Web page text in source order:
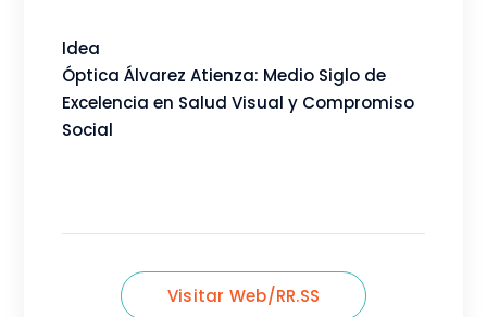
2024
Idea
Óptica Álvarez Atienza: Medio Siglo de